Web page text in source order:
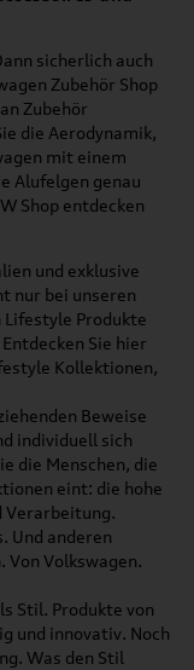
sicherlich auch
Zubehör Shop
Zubehör
die Aerodynamik,
mit einem
Alufelgen genau
Shop entdecken
und exklusive
nur bei unseren
Lifestyle Produkte
Sie hier
Kollektionen,
Beweise
individuell sich
die Menschen, die
eint: die hohe
Verarbeitung.
Und anderen
Von Volkswagen.
Stil. Produkte von
und innovativ. Noch
Was den Stil